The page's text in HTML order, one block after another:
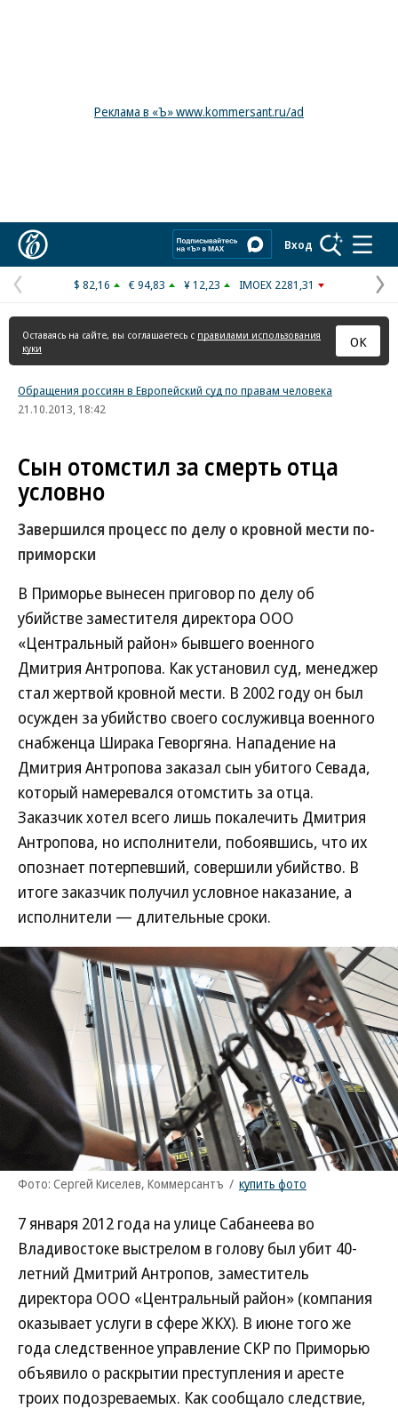
Реклама в «Ъ» www.kommersant.ru/ad
Вход
Предыдущая
страница
$ 82,16 € 94,83 ¥ 12,23 IMOEX 2281,31
Оставаясь на сайте, вы соглашаетесь с правилами использования
куки
ОК
Обращения россиян в Европейский суд по правам человека
21.10.2013, 18:42
Сын отомстил за смерть отца
условно
Завершился процесс по делу о кровной мести по-
приморски
В Приморье вынесен приговор по делу об
убийстве заместителя директора ООО
«Центральный район» бывшего военного
Дмитрия Антропова. Как установил суд, менеджер
стал жертвой кровной мести. В 2002 году он был
осужден за убийство своего сослуживца военного
снабженца Ширака Геворгяна. Нападение на
Дмитрия Антропова заказал сын убитого Севада,
который намеревался отомстить за отца.
Заказчик хотел всего лишь покалечить Дмитрия
Антропова, но исполнители, побоявшись, что их
опознает потерпевший, совершили убийство. В
итоге заказчик получил условное наказание, а
исполнители — длительные сроки.
Фото: Сергей Киселев, Коммерсантъ / купить фото
7 января 2012 года на улице Сабанеева во
Владивостоке выстрелом в голову был убит 40-
летний Дмитрий Антропов, заместитель
директора ООО «Центральный район» (компания
оказывает услуги в сфере ЖКХ). В июне того же
года следственное управление СКР по Приморью
объявило о раскрытии преступления и аресте
троих подозреваемых. Как сообщало следствие,